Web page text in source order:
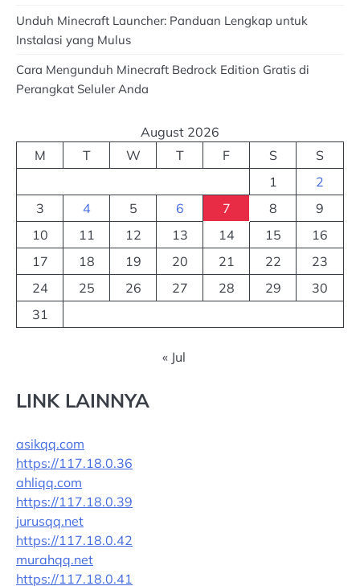
Unduh Minecraft Launcher: Panduan Lengkap untuk
Instalasi yang Mulus
Cara Mengunduh Minecraft Bedrock Edition Gratis di
Perangkat Seluler Anda
August 2026
M
T W T F S
S
1
2
3
4 5 6 7 8
9
10
11 12 13 14 15
16
17
18 19 20 21 22
23
24
25 26 27 28 29
30
31
« Jul
LINK LAINNYA
asikqq.com
https://117.18.0.36
ahliqq.com
https://117.18.0.39
jurusqq.net
https://117.18.0.42
murahqq.net
https://117.18.0.41